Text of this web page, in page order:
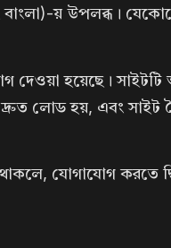
বাংলা)-য় উপলব্ধ।
দেওয়া হয়েছে।
দ্রুত লোড হয়, এবং
যোগাযোগ করতে